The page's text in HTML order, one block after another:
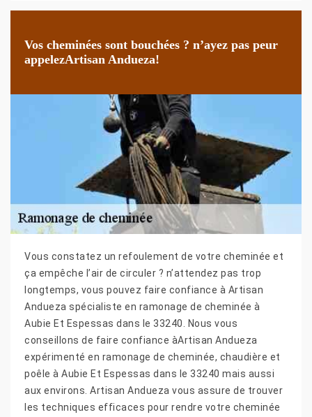
Vos cheminées sont bouchées ? n’ayez pas peur
appelezArtisan Andueza!
Vous constatez un refoulement de votre cheminée et
ça empêche l’air de circuler ? n’attendez pas trop
longtemps, vous pouvez faire confiance à Artisan
Andueza spécialiste en ramonage de cheminée à
Aubie Et Espessas dans le 33240. Nous vous
conseillons de faire confiance àArtisan Andueza
expérimenté en ramonage de cheminée, chaudière et
poêle à Aubie Et Espessas dans le 33240 mais aussi
aux environs. Artisan Andueza vous assure de trouver
les techniques efficaces pour rendre votre cheminée